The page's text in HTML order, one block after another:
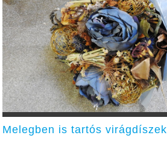
Melegben is tartós virágdíszek